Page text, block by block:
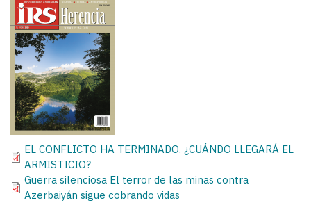
EL CONFLICTO HA TERMINADO. ¿CUÁNDO LLEGARÁ EL
ARMISTICIO?
Guerra silenciosa El terror de las minas contra
Azerbaiyán sigue cobrando vidas